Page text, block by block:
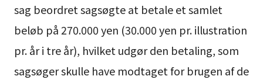
sag beordret sagsøgte at betale et samlet
beløb på 270.000 yen (30.000 yen pr. illustration
pr. år i tre år), hvilket udgør den betaling, som
sagsøger skulle have modtaget for brugen af de